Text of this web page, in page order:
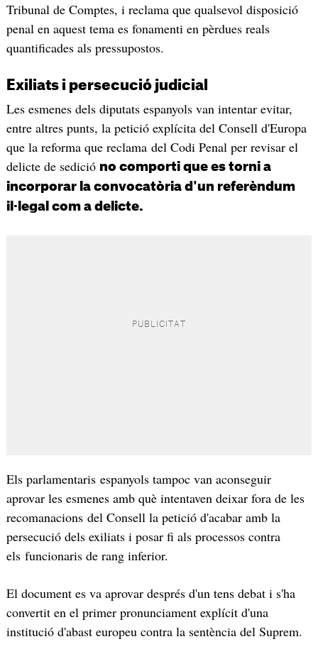
Tribunal de Comptes, i reclama que qualsevol disposició
penal en aquest tema es fonamenti en pèrdues reals
quantificades als pressupostos.
Exiliats i persecució judicial
Les esmenes dels diputats espanyols van intentar evitar,
entre altres punts, la petició explícita del Consell d'Europa
que la reforma que reclama del Codi Penal per revisar el
delicte de sedició no comporti que es torni a
incorporar la convocatòria d'un referèndum
il·legal com a delicte.
Els parlamentaris espanyols tampoc van aconseguir
aprovar les esmenes amb què intentaven deixar fora de les
recomanacions del Consell la petició d'acabar amb la
persecució dels exiliats i posar fi als processos contra
els funcionaris de rang inferior.
El document es va aprovar després d'un tens debat i s'ha
convertit en el primer pronunciament explícit d'una
institució d'abast europeu contra la sentència del Suprem.